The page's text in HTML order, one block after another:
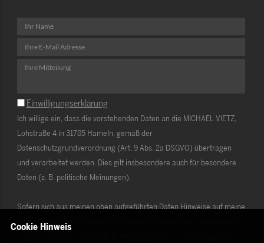
Einwilligungserklärung
Ich willige ein, dass die vorstehenden Daten an die MICHAEL VIETZ,
Lohstraße 4 in 31785 Hameln, gemäß der
Datenschutzgrundverordnung (Art. 9 Abs. 2a DSGVO) übertragen
und verarbeitet werden. Dies gilt insbesondere auch für besondere
Daten (z. B. politische Meinungen).
Sofern sich aus meinen oben aufgeführten Daten Hinweise auf meine
ethnische Herkunft, Religion, politische Einstellung oder Gesundheit
Cookie Hinweis